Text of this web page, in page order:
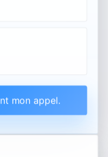
mon appel.